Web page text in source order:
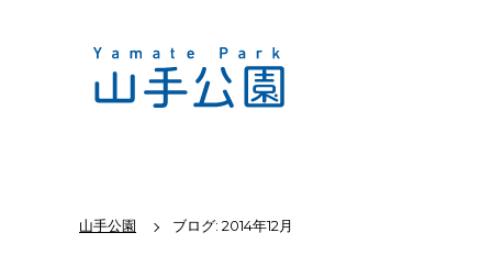
山手公園 ブログ: 2014年12月